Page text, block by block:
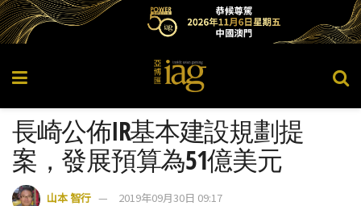
長崎公佈IR基本建設規劃提
案，發展預算為51億美元
山本 智行 2019年09月30日 09:17